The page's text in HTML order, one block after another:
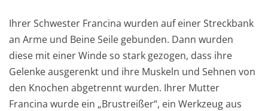
Ihrer Schwester Francina wurden auf einer Streckbank
an Arme und Beine Seile gebunden. Dann wurden
diese mit einer Winde so stark gezogen, dass ihre
Gelenke ausgerenkt und ihre Muskeln und Sehnen von
den Knochen abgetrennt wurden. Ihrer Mutter
Francina wurde ein „Brustreißer“, ein Werkzeug aus